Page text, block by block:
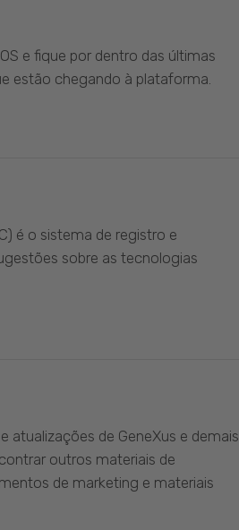
e fique por dentro das últimas
estão chegando à plataforma.
é o sistema de registro e
sobre as tecnologias
atualizações de GeneXus e demais
outros materiais de
de marketing e materiais